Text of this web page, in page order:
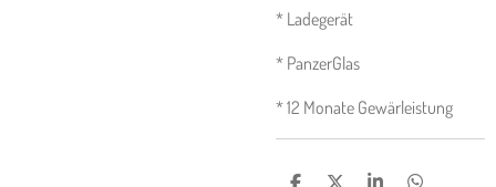
* Ladegerät
* PanzerGlas
* 12 Monate Gewärleistung